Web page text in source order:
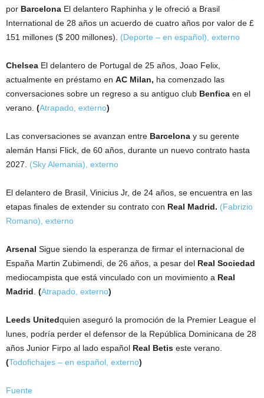
por Barcelona El delantero Raphinha y le ofreció a Brasil
International de 28 años un acuerdo de cuatro años por valor de £
151 millones ($ 200 millones). (Deporte – en español) externo
Chelsea El delantero de Portugal de 25 años, Joao Felix,
actualmente en préstamo en AC Milan, ha comenzado las
conversaciones sobre un regreso a su antiguo club Benfica en el
verano. (Atrapado externo)
Las conversaciones se avanzan entre Barcelona y su gerente
alemán Hansi Flick, de 60 años, durante un nuevo contrato hasta
2027. (Sky Alemania) externo
El delantero de Brasil, Vinicius Jr, de 24 años, se encuentra en las
etapas finales de extender su contrato con Real Madrid. (Fabrizio
Romano) externo
Arsenal Sigue siendo la esperanza de firmar el internacional de
España Martin Zubimendi, de 26 años, a pesar del Real Sociedad
mediocampista que está vinculado con un movimiento a Real
Madrid (Atrapado externo)
Leeds Unitedquien aseguró la promoción de la Premier League el
lunes, podría perder el defensor de la República Dominicana de 28
años Junior Firpo al lado español Real Betis este verano.
(Todofichajes – en español externo)
Fuente